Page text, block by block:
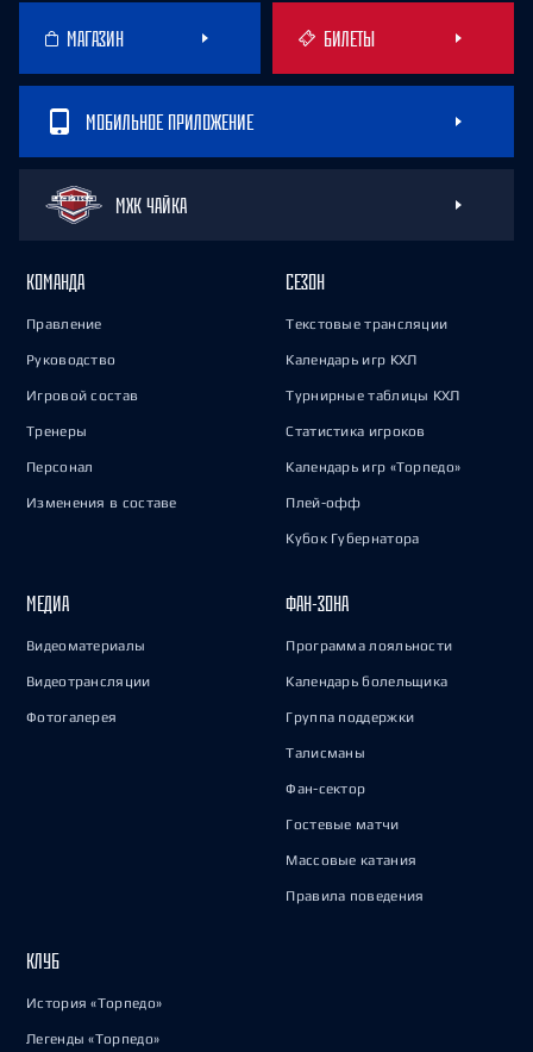
МАГАЗИН БИЛЕТЫ
МОБИЛЬНОЕ ПРИЛОЖЕНИЕ
МХК ЧАЙКА
КОМАНДА
Правление
Руководство
Игровой состав
Тренеры
Персонал
Изменения в составе
СЕЗОН
Текстовые трансляции
Календарь игр КХЛ
Турнирные таблицы КХЛ
Статистика игроков
Календарь игр «Торпедо»
Плей-офф
Кубок Губернатора
МЕДИА
Видеоматериалы
Видеотрансляции
Фотогалерея
ФАН-ЗОНА
Программа лояльности
Календарь болельщика
Группа поддержки
Талисманы
Фан-сектор
Гостевые матчи
Массовые катания
Правила поведения
КЛУБ
История «Торпедо»
Легенды «Торпедо»